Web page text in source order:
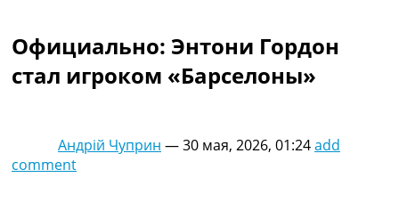
Чемпионат Мира
Украина. Премьер-Лига
Украина. Первая Лига
Испания. Ла Лига
Официально: Энтони Гордон
стал игроком «Барселоны»
Андрій Чуприн —30 мая, 2026, 01:24add
comment